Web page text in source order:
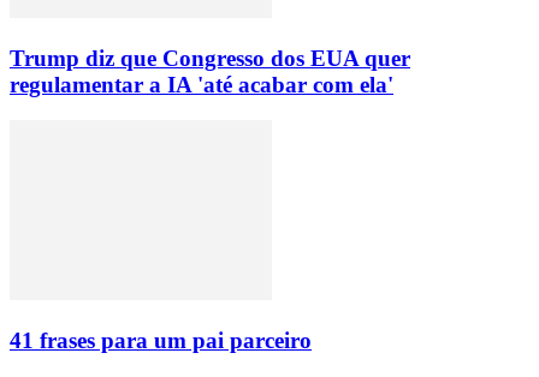
Trump diz que Congresso dos EUA quer
regulamentar a IA 'até acabar com ela'
41 frases para um pai parceiro